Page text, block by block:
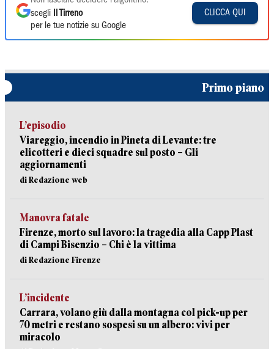
scegli
Il Tirreno
per le tue notizie su Google
CLICCA QUI
Primo piano
L’episodio
Viareggio, incendio in Pineta di Levante: tre
elicotteri e dieci squadre sul posto – Gli
aggiornamenti
di Redazione web
Manovra fatale
Firenze, morto sul lavoro: la tragedia alla Capp Plast
di Campi Bisenzio – Chi è la vittima
di Redazione Firenze
L’incidente
Carrara, volano giù dalla montagna col pick-up per
70 metri e restano sospesi su un albero: vivi per
miracolo